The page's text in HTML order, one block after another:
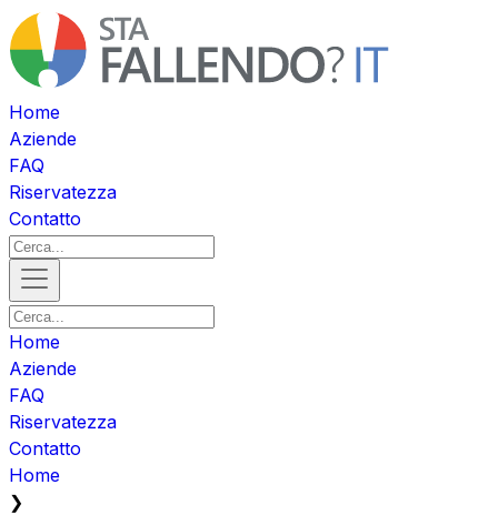
Home
Aziende
FAQ
Riservatezza
Contatto
Home
Aziende
FAQ
Riservatezza
Contatto
Home
❯